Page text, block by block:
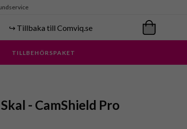
↪️ Tillbaka till Comviq.se
TILLBEHÖRSPAKET
- CamShield Pro